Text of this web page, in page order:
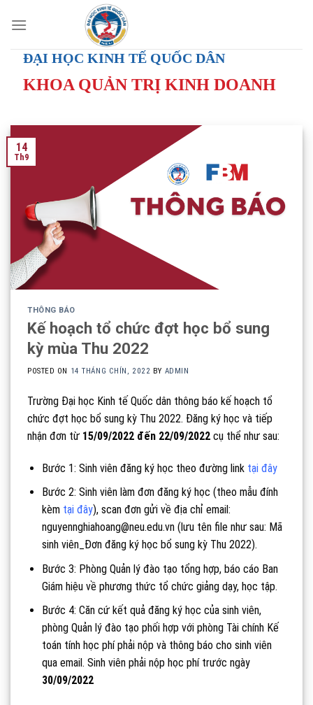
ĐẠI HỌC KINH TẾ QUỐC DÂN
KHOA QUẢN TRỊ KINH DOANH
14
Th9
THÔNG BÁO
Kế hoạch tổ chức đợt học bổ sung
kỳ mùa Thu 2022
POSTED ON 14 THÁNG CHÍN, 2022 BY ADMIN
Trường Đại học Kinh tế Quốc dân thông báo kế hoạch tổ
chức đợt học bổ sung kỳ Thu 2022. Đăng ký học và tiếp
nhận đơn từ 15/09/2022 đến 22/09/2022 cụ thể như sau:
Bước 1: Sinh viên đăng ký học theo đường link tại đây
Bước 2: Sinh viên làm đơn đăng ký học (theo mẫu đính
kèm tại đây), scan đơn gửi về địa chỉ email:
nguyennghiahoang@neu.edu.vn (lưu tên file như sau: Mã
sinh viên_Đơn đăng ký học bổ sung kỳ Thu 2022).
Bước 3: Phòng Quản lý đào tạo tổng hợp, báo cáo Ban
Giám hiệu về phương thức tổ chức giảng dạy, học tập.
Bước 4: Căn cứ kết quả đăng ký học của sinh viên,
phòng Quản lý đào tạo phối hợp với phòng Tài chính Kế
toán tính học phí phải nộp và thông báo cho sinh viên
qua email. Sinh viên phải nộp học phí trước ngày
30/09/2022